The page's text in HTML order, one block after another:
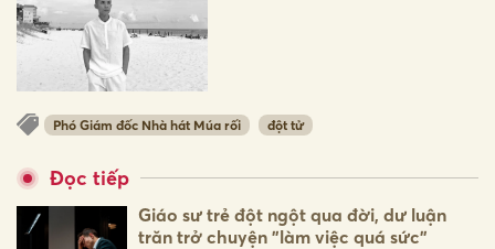
Phó Giám đốc Nhà hát Múa rối đột tử
Đọc tiếp
Giáo sư trẻ đột ngột qua đời, dư luận
trăn trở chuyện "làm việc quá sức"